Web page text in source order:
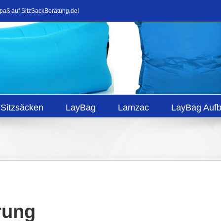
auf SitzSackBeratung.de!
LayBag Lamzac LayBag